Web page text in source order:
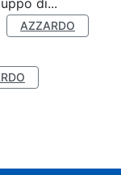
di...
AZZARDO